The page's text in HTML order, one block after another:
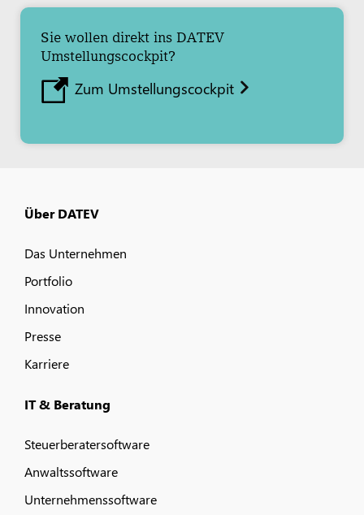
Sie wollen direkt ins DATEV
Umstellungscockpit?
Zum Umstellungscockpit
Über DATEV
Das Unternehmen
Portfolio
Innovation
Presse
Karriere
IT & Beratung
Steuerberatersoftware
Anwaltssoftware
Unternehmenssoftware